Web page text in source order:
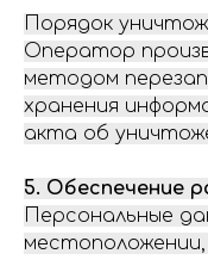
Порядок
Оператор
методом
хранения
акта об
5. Обеспечение
Персональные